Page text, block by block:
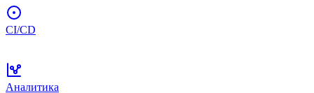
CI/CD
Аналитика